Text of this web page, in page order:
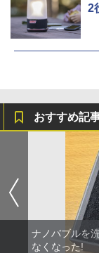
2
おすすめ記
ナノバブルを
なくなった!